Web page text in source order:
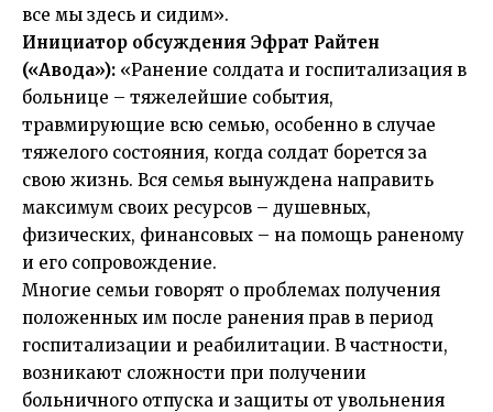
все мы здесь и сидим».
Инициатор обсуждения Эфрат Райтен
(«Авода»): «Ранение солдата и госпитализация в
больнице – тяжелейшие события,
травмирующие всю семью, особенно в случае
тяжелого состояния, когда солдат борется за
свою жизнь. Вся семья вынуждена направить
максимум своих ресурсов – душевных,
физических, финансовых – на помощь раненому
и его сопровождение.
Многие семьи говорят о проблемах получения
положенных им после ранения прав в период
госпитализации и реабилитации. В частности,
возникают сложности при получении
больничного отпуска и защиты от увольнения